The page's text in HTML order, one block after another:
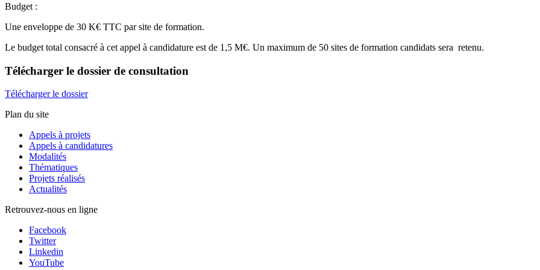
Budget :
Une enveloppe de 30 K€ TTC par site de formation.
Le budget total consacré à cet appel à candidature est de 1,5 M€. Un maximum de 50 sites de formation candidats sera retenu.
Télécharger le dossier de consultation
Télécharger le dossier
Plan du site
Appels à projets
Appels à candidatures
Modalités
Thématiques
Projets réalisés
Actualités
Retrouvez-nous en ligne
Facebook
Twitter
Linkedin
YouTube